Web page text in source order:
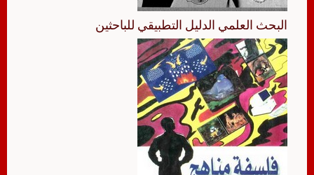
البحث العلمي الدليل التطبيقي للباحثين